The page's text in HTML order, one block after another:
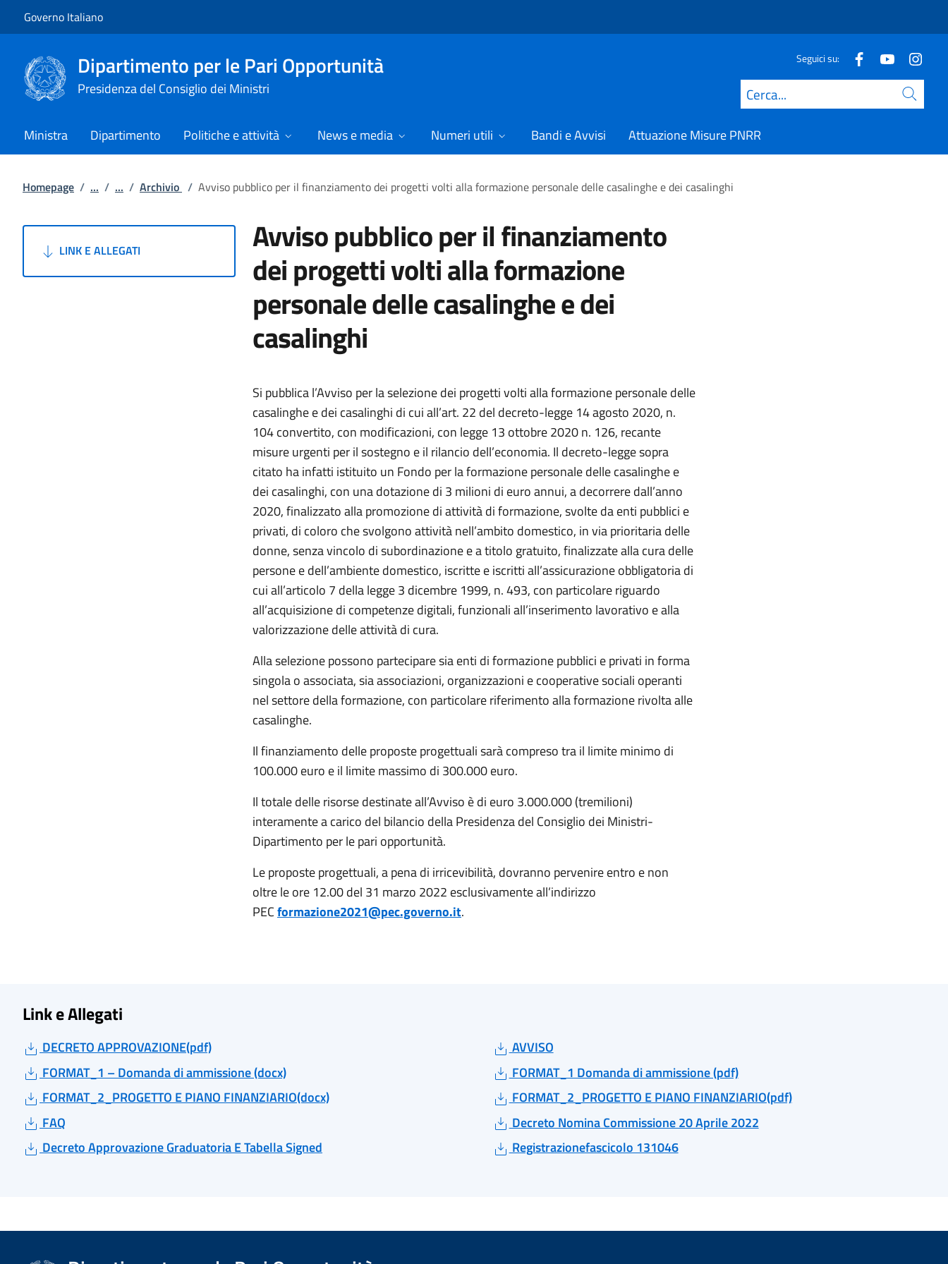
Governo Italiano
Dipartimento per le Pari Opportunità
Presidenza del Consiglio dei Ministri
Seguici su:
Cerca
Ministra Dipartimento Politiche e attività News e media Numeri utili Bandi e Avvisi Attuazione Misure PNRR
Homepage / ... / ... / Archivio / Avviso pubblico per il finanziamento dei progetti volti alla formazione personale delle casalinghe e dei casalinghi
LINK E ALLEGATI Avviso pubblico per il finanziamento
dei progetti volti alla formazione
personale delle casalinghe e dei
casalinghi
Si pubblica l’Avviso per la selezione dei progetti volti alla formazione personale delle
casalinghe e dei casalinghi di cui all’art. 22 del decreto-legge 14 agosto 2020, n.
104 convertito, con modificazioni, con legge 13 ottobre 2020 n. 126, recante
misure urgenti per il sostegno e il rilancio dell’economia. Il decreto-legge sopra
citato ha infatti istituito un Fondo per la formazione personale delle casalinghe e
dei casalinghi, con una dotazione di 3 milioni di euro annui, a decorrere dall’anno
2020, finalizzato alla promozione di attività di formazione, svolte da enti pubblici e
privati, di coloro che svolgono attività nell’ambito domestico, in via prioritaria delle
donne, senza vincolo di subordinazione e a titolo gratuito, finalizzate alla cura delle
persone e dell’ambiente domestico, iscritte e iscritti all’assicurazione obbligatoria di
cui all’articolo 7 della legge 3 dicembre 1999, n. 493, con particolare riguardo
all’acquisizione di competenze digitali, funzionali all’inserimento lavorativo e alla
valorizzazione delle attività di cura.
Alla selezione possono partecipare sia enti di formazione pubblici e privati in forma
singola o associata, sia associazioni, organizzazioni e cooperative sociali operanti
nel settore della formazione, con particolare riferimento alla formazione rivolta alle
casalinghe.
Il finanziamento delle proposte progettuali sarà compreso tra il limite minimo di
100.000 euro e il limite massimo di 300.000 euro.
Il totale delle risorse destinate all’Avviso è di euro 3.000.000 (tremilioni)
interamente a carico del bilancio della Presidenza del Consiglio dei Ministri-
Dipartimento per le pari opportunità.
Le proposte progettuali, a pena di irricevibilità, dovranno pervenire entro e non
oltre le ore 12.00 del 31 marzo 2022 esclusivamente all’indirizzo
PECformazione2021@pec.governo.it.
Link e Allegati
DECRETO APPROVAZIONE(pdf)
AVVISO
FORMAT_1 – Domanda di ammissione (docx)
FORMAT_1 Domanda di ammissione (pdf)
FORMAT_2_PROGETTO E PIANO FINANZIARIO(docx)
FORMAT_2_PROGETTO E PIANO FINANZIARIO(pdf)
FAQ
Decreto Nomina Commissione 20 Aprile 2022
Decreto Approvazione Graduatoria E Tabella Signed
Registrazionefascicolo 131046